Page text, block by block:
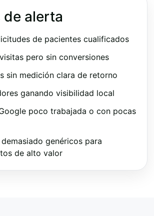
de alerta
de pacientes cualificados
pero sin conversiones
sin medición clara de retorno
ganando visibilidad local
poco trabajada o con pocas
demasiado genéricos para
de alto valor